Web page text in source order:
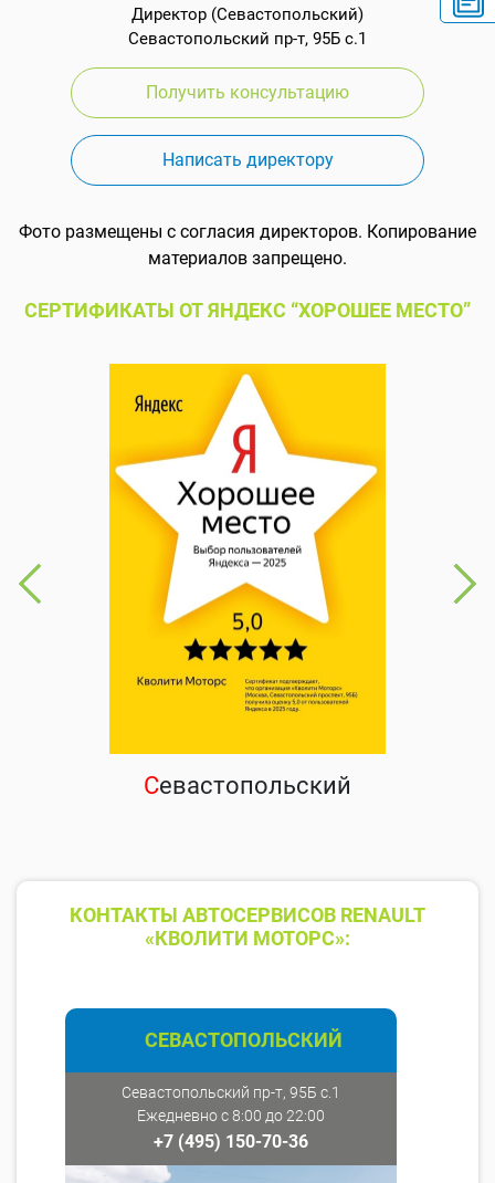
Директор (Севастопольский)
Севастопольский пр-т, 95Б с.1
Получить консультацию
Написать директору
Фото размещены с согласия директоров. Копирование
материалов запрещено.
СЕРТИФИКАТЫ ОТ ЯНДЕКС “ХОРОШЕЕ МЕСТО”
Севастопольский
КОНТАКТЫ АВТОСЕРВИСОВ RENAULT
«КВОЛИТИ МОТОРС»:
СЕВАСТОПОЛЬСКИЙ
Севастопольский пр-т, 95Б с.1
Ежедневно с 8:00 до 22:00
+7 (495) 150-70-36